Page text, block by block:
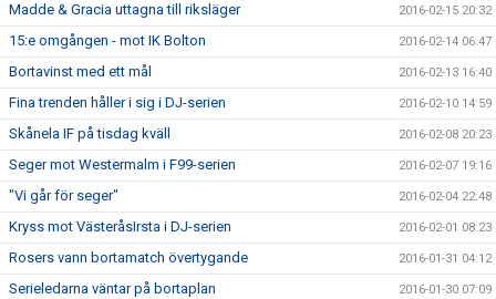
Madde & Gracia uttagna till riksläger 2016-02-15 20:32
15:e omgången - mot IK Bolton 2016-02-14 06:47
Bortavinst med ett mål 2016-02-13 16:40
Fina trenden håller i sig i DJ-serien 2016-02-10 14:59
Skånela IF på tisdag kväll 2016-02-08 20:23
Seger mot Westermalm i F99-serien 2016-02-07 19:16
"Vi går för seger" 2016-02-04 22:48
Kryss mot VästeråsIrsta i DJ-serien 2016-02-01 08:23
Rosers vann bortamatch övertygande 2016-01-31 04:12
Serieledarna väntar på bortaplan 2016-01-30 07:09